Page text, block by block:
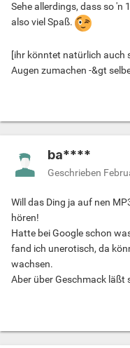
Sehe allerdings, dass so 'n
also viel Spaß.
[ihr könntet natürlich auch
Augen zumachen -&gt
ba****
Geschrieben
Will das Ding ja auf nen
hören!
Hatte bei Google schon
fand ich unerotisch, da
wachsen.
Aber über Geschmack